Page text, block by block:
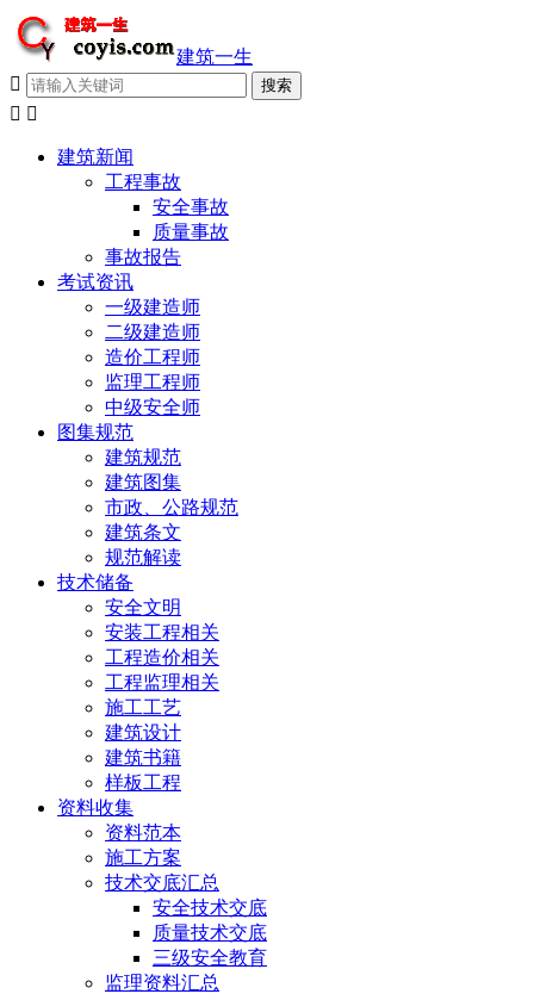
建筑一生

 
建筑新闻
工程事故
安全事故
质量事故
事故报告
考试资讯
一级建造师
二级建造师
造价工程师
监理工程师
中级安全师
图集规范
建筑规范
建筑图集
市政、公路规范
建筑条文
规范解读
技术储备
安全文明
安装工程相关
工程造价相关
工程监理相关
施工工艺
建筑设计
建筑书籍
样板工程
资料收集
资料范本
施工方案
技术交底汇总
安全技术交底
质量技术交底
三级安全教育
监理资料汇总